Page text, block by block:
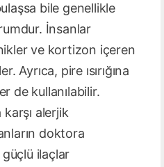
bile genellikle
İnsanlar
ve kortizon içeren
Ayrıca, pire ısırığına
de kullanılabilir.
karşı alerjik
doktora
güçlü ilaçlar